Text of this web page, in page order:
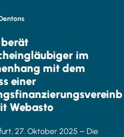
im
mit dem
einer
Webasto
27. Oktober 2025 – Die